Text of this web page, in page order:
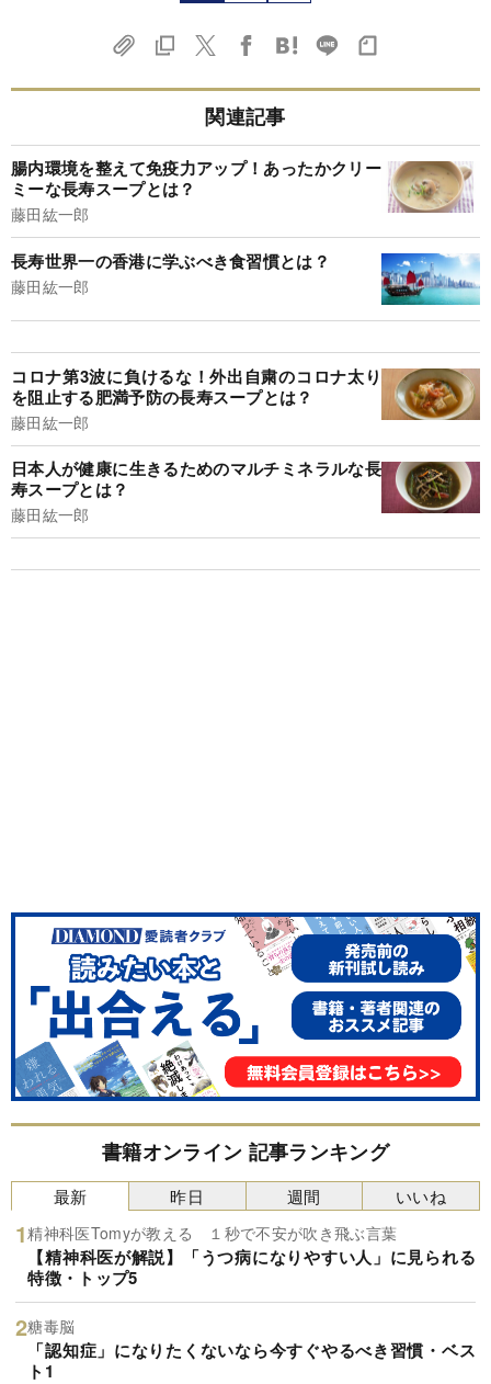
関連記事
腸内環境を整えて免疫力アップ！あったかクリー
ミーな長寿スープとは？
藤田紘一郎
長寿世界一の香港に学ぶべき食習慣とは？
藤田紘一郎
コロナ第3波に負けるな！外出自粛のコロナ太り
を阻止する肥満予防の長寿スープとは？
藤田紘一郎
日本人が健康に生きるためのマルチミネラルな長
寿スープとは？
藤田紘一郎
書籍オンライン 記事ランキング
最新
精神科医Tomyが教える １秒で不安が吹き飛ぶ言葉
【精神科医が解説】「うつ病になりやすい人」に見られる
特徴・トップ5
糖毒脳
「認知症」になりたくないなら今すぐやるべき習慣・ベス
ト1
昨日 週間 いいね